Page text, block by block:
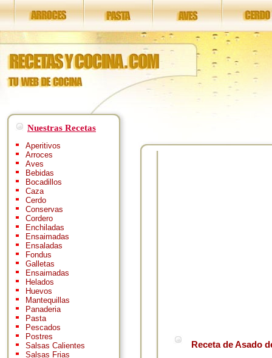
Nuestras Recetas
Aperitivos
Arroces
Aves
Bebidas
Bocadillos
Caza
Cerdo
Conservas
Cordero
Enchiladas
Ensaimadas
Ensaladas
Fondus
Galletas
Ensaimadas
Helados
Huevos
Mantequillas
Panaderia
Pasta
Pescados
Postres
Salsas Calientes
Salsas Frias
Receta de Asado